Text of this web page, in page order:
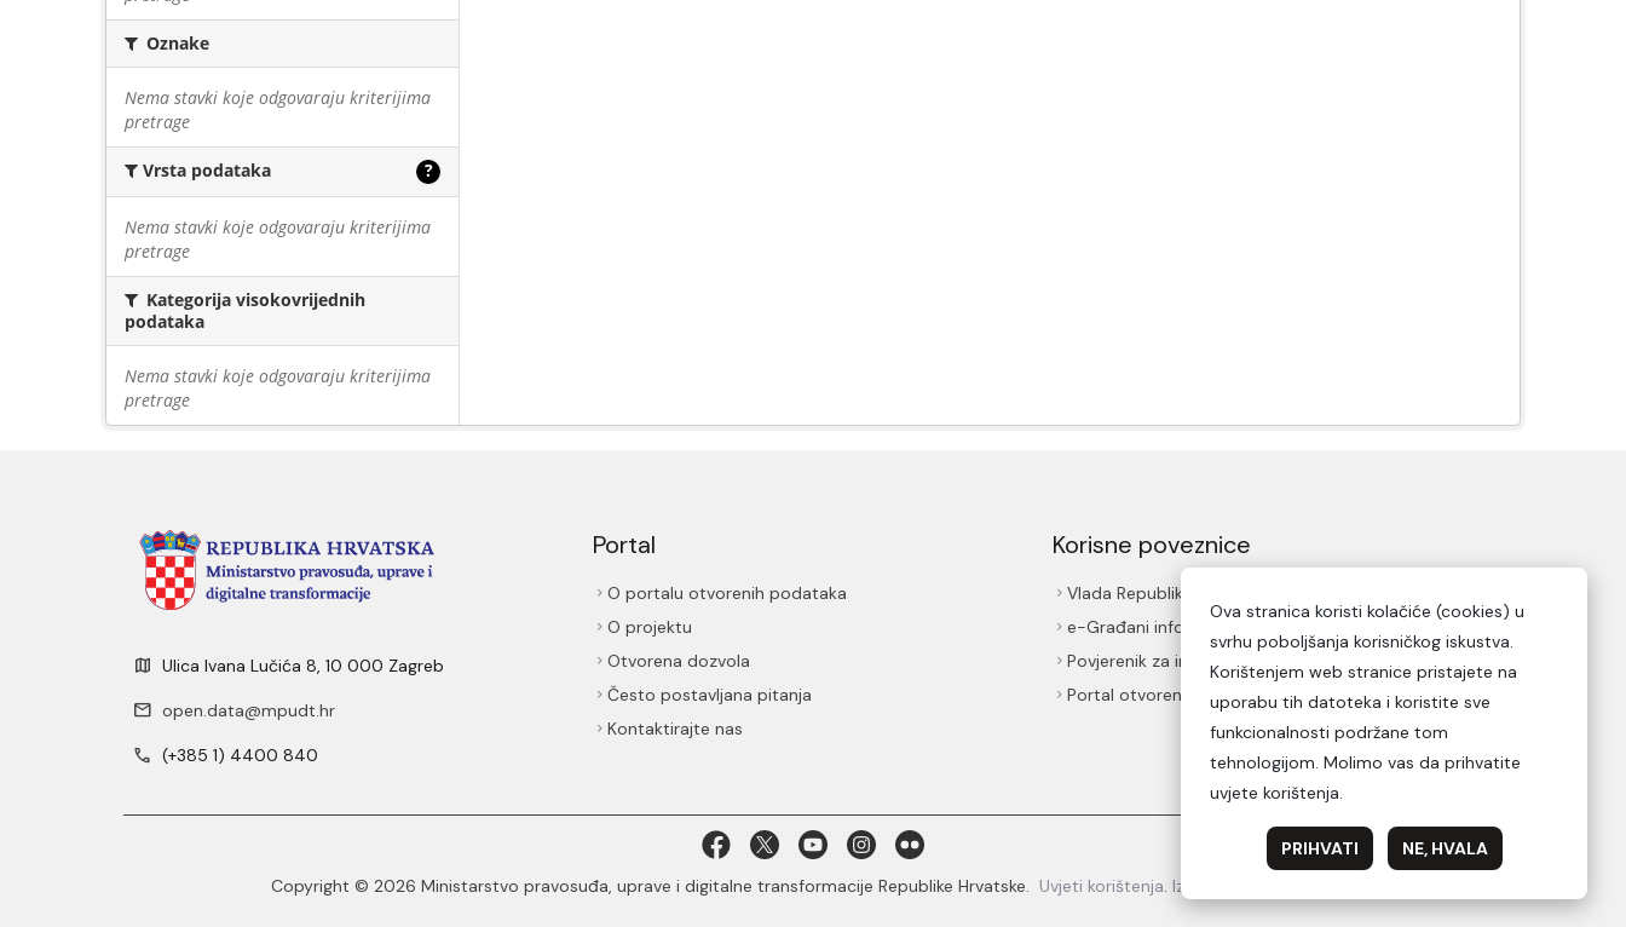
Oznake
Nema stavki koje odgovaraju kriterijima
pretrage
Vrsta podataka ?
Nema stavki koje odgovaraju kriterijima
pretrage
Kategorija visokovrijednih
podataka
Nema stavki koje odgovaraju kriterijima
pretrage